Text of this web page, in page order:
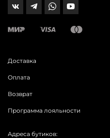
Доставка
Оплата
Возврат
Программа лояльности
Адреса бутиков: